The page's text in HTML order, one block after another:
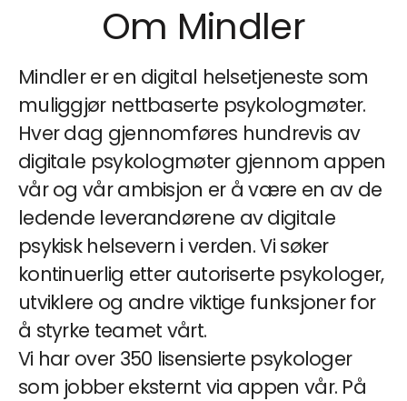
Om Mindler
Mindler er en digital helsetjeneste som
muliggjør nettbaserte psykologmøter.
Hver dag gjennomføres hundrevis av
digitale psykologmøter gjennom appen
vår og vår ambisjon er å være en av de
ledende leverandørene av digitale
psykisk helsevern i verden. Vi søker
kontinuerlig etter autoriserte psykologer,
utviklere og andre viktige funksjoner for
å styrke teamet vårt.
Vi har over 350 lisensierte psykologer
som jobber eksternt via appen vår. På